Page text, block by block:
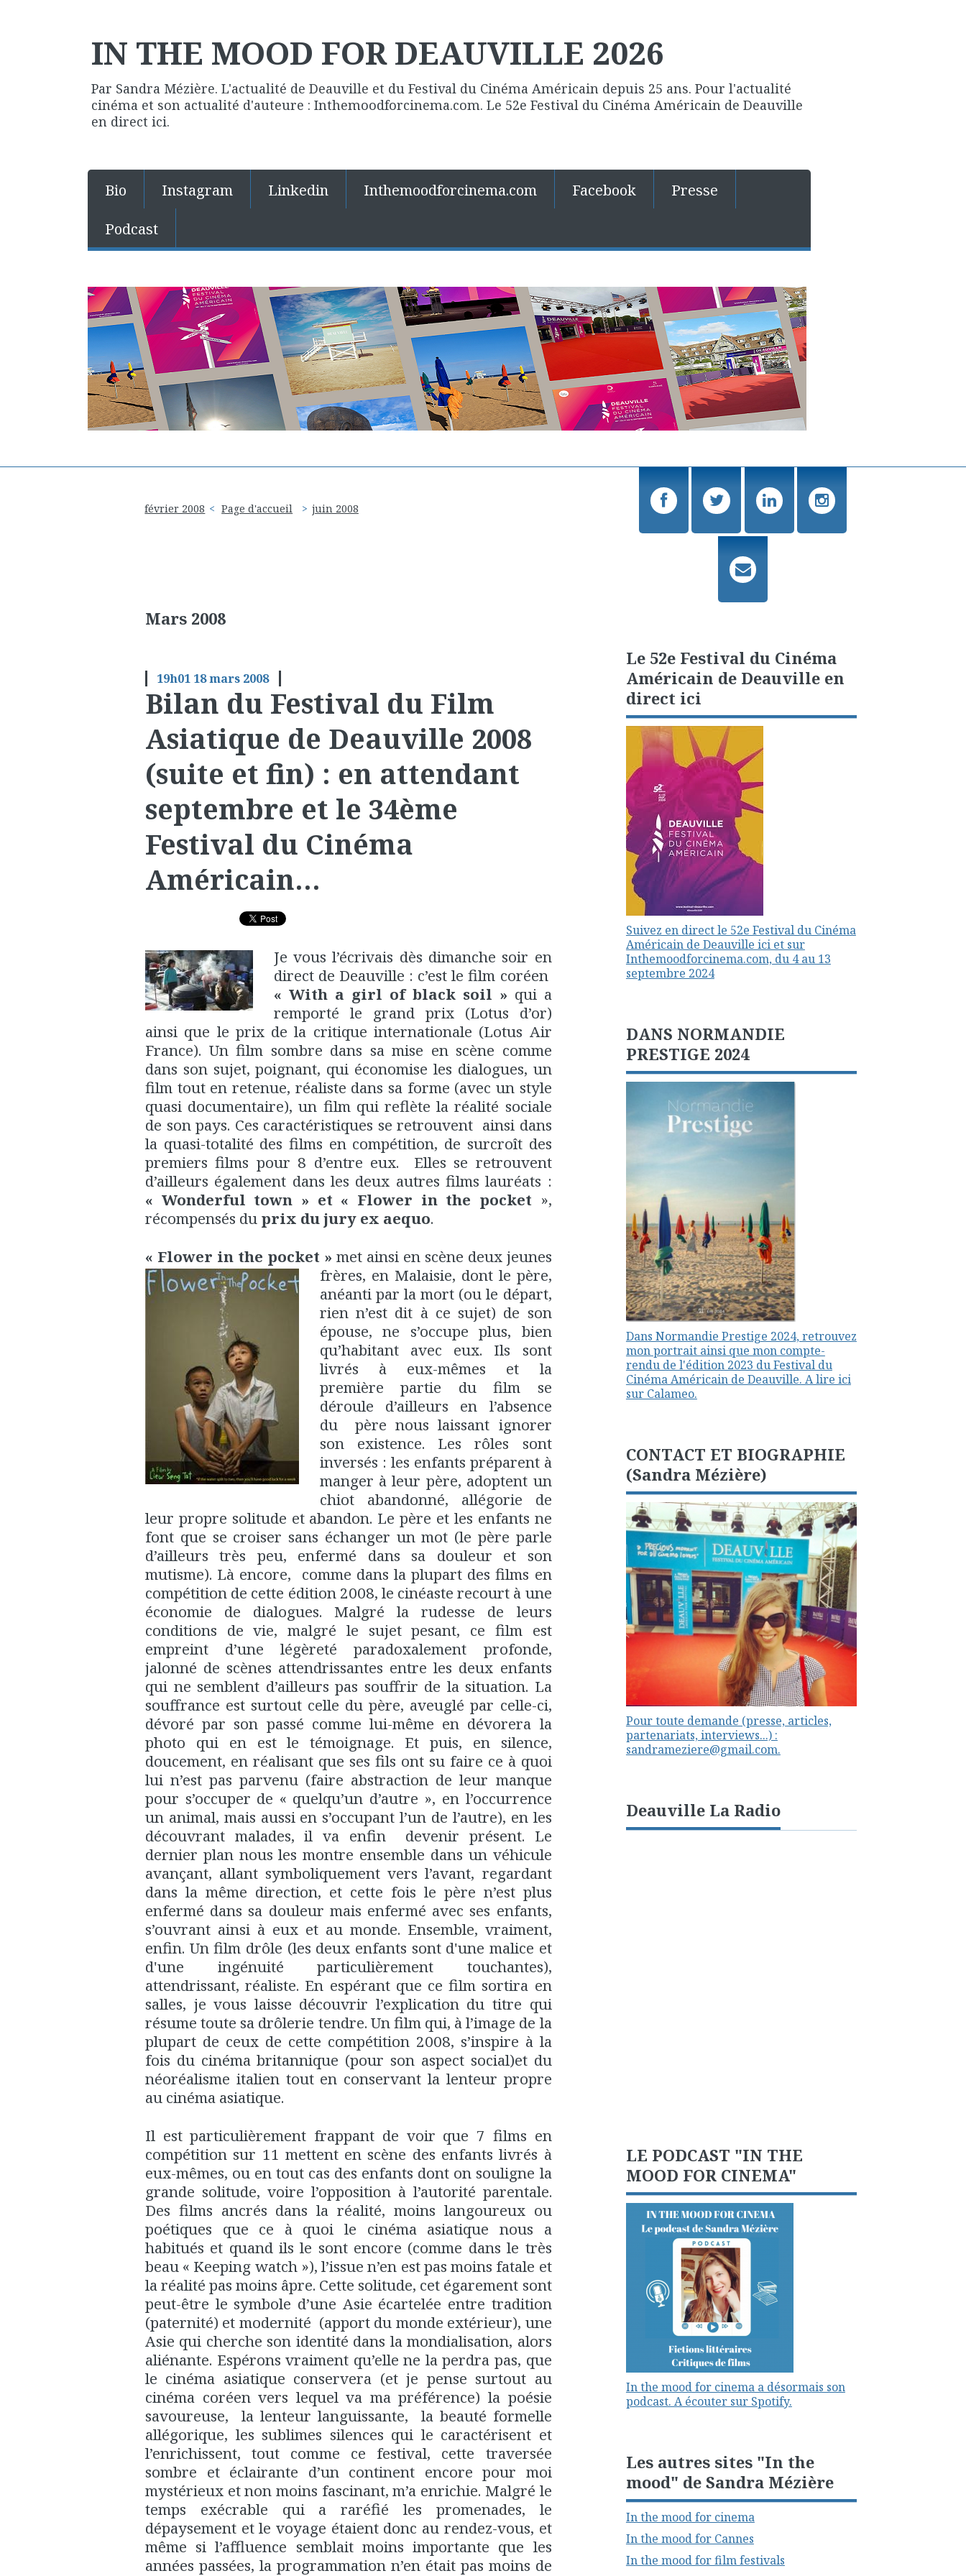
IN THE MOOD FOR DEAUVILLE 2026
Par Sandra Mézière. L'actualité de Deauville et du Festival du Cinéma Américain depuis 25 ans. Pour l'actualité
cinéma et son actualité d'auteure : Inthemoodforcinema.com. Le 52e Festival du Cinéma Américain de Deauville
en direct ici.
Bio Instagram Linkedin Inthemoodforcinema.com Facebook
Presse
Podcast
février 2008 Page d'accueil juin 2008
Mars 2008
19h01 18mars 2008
Bilan du Festival du Film
Asiatique de Deauville 2008
(suite et fin) : en attendant
septembre et le 34ème
Festival du Cinéma
Américain…
Je vous l’écrivais dès dimanche soir en
direct de Deauville : c’est le film coréen
« With a girl of black soil » qui a
remporté le grand prix (Lotus d’or)
ainsi que le prix de la critique internationale (Lotus Air
France). Un film sombre dans sa mise en scène comme
dans son sujet, poignant, qui économise les dialogues, un
film tout en retenue, réaliste dans sa forme (avec un style
quasi documentaire), un film qui reflète la réalité sociale
de son pays. Ces caractéristiques se retrouvent ainsi dans
la quasi-totalité des films en compétition, de surcroît des
premiers films pour 8 d’entre eux. Elles se retrouvent
d’ailleurs également dans les deux autres films lauréats :
« Wonderful town » et « Flower in the pocket»,
récompensés du prix du jury ex aequo.
« Flower in the pocket » met ainsi en scène deux jeunes
frères, en Malaisie, dont le père,
anéanti par la mort (ou le départ,
rien n’est dit à ce sujet) de son
épouse, ne s’occupe plus, bien
qu’habitant avec eux. Ils sont
livrés à eux-mêmes et la
première partie du film se
déroule d’ailleurs en l’absence
du père nous laissant ignorer
son existence. Les rôles sont
inversés : les enfants préparent à
manger à leur père, adoptent un
chiot abandonné, allégorie de
leur propre solitude et abandon. Le père et les enfants ne
font que se croiser sans échanger un mot (le père parle
d’ailleurs très peu, enfermé dans sa douleur et son
mutisme). Là encore, comme dans la plupart des films en
compétition de cette édition 2008, le cinéaste recourt à une
économie de dialogues. Malgré la rudesse de leurs
conditions de vie, malgré le sujet pesant, ce film est
empreint d’une légèreté paradoxalement profonde,
jalonné de scènes attendrissantes entre les deux enfants
qui ne semblent d’ailleurs pas souffrir de la situation. La
souffrance est surtout celle du père, aveuglé par celle-ci,
dévoré par son passé comme lui-même en dévorera la
photo qui en est le témoignage. Et puis, en silence,
doucement, en réalisant que ses fils ont su faire ce à quoi
lui n’est pas parvenu (faire abstraction de leur manque
pour s’occuper de « quelqu’un d’autre », en l’occurrence
un animal, mais aussi en s’occupant l’un de l’autre), en les
découvrant malades, il va enfin devenir présent. Le
dernier plan nous les montre ensemble dans un véhicule
avançant, allant symboliquement vers l’avant, regardant
dans la même direction, et cette fois le père n’est plus
enfermé dans sa douleur mais enfermé avec ses enfants,
s’ouvrant ainsi à eux et au monde. Ensemble, vraiment,
enfin. Un film drôle (les deux enfants sont d'une malice et
d'une ingénuité particulièrement touchantes),
attendrissant, réaliste. En espérant que ce film sortira en
salles, je vous laisse découvrir l’explication du titre qui
résume toute sa drôlerie tendre. Un film qui, à l’image de la
plupart de ceux de cette compétition 2008, s’inspire à la
fois du cinéma britannique (pour son aspect social)et du
néoréalisme italien tout en conservant la lenteur propre
au cinéma asiatique.
Il est particulièrement frappant de voir que 7 films en
compétition sur 11 mettent en scène des enfants livrés à
eux-mêmes, ou en tout cas des enfants dont on souligne la
grande solitude, voire l’opposition à l’autorité parentale.
Des films ancrés dans la réalité, moins langoureux ou
poétiques que ce à quoi le cinéma asiatique nous a
habitués et quand ils le sont encore (comme dans le très
beau « Keeping watch »), l’issue n’en est pas moins fatale et
la réalité pas moins âpre. Cette solitude, cet égarement sont
peut-être le symbole d’une Asie écartelée entre tradition
(paternité) et modernité (apport du monde extérieur), une
Asie qui cherche son identité dans la mondialisation, alors
aliénante. Espérons vraiment qu’elle ne la perdra pas, que
le cinéma asiatique conservera (et je pense surtout au
cinéma coréen vers lequel va ma préférence) la poésie
savoureuse, la lenteur languissante, la beauté formelle
allégorique, les sublimes silences qui le caractérisent et
l’enrichissent, tout comme ce festival, cette traversée
sombre et éclairante d’un continent encore pour moi
mystérieux et non moins fascinant, m’a enrichie. Malgré le
temps exécrable qui a raréfié les promenades, le
dépaysement et le voyage étaient donc au rendez-vous, et
même si l’affluence semblait moins importante que les
années passées, la programmation n’en était pas moins de
Le 52e Festival du Cinéma
Américain de Deauville en
direct ici
Suivez en direct le 52e Festival du Cinéma
Américain de Deauville ici et sur
Inthemoodforcinema.com, du 4 au 13
septembre 2024
DANS NORMANDIE
PRESTIGE 2024
Dans Normandie Prestige 2024, retrouvez
mon portrait ainsi que mon compte-
rendu de l'édition 2023 du Festival du
Cinéma Américain de Deauville. A lire ici
sur Calameo.
CONTACT ET BIOGRAPHIE
(Sandra Mézière)
Pour toute demande (presse, articles,
partenariats, interviews...) :
sandrameziere@gmail.com.
Deauville La Radio
LE PODCAST "IN THE
MOOD FOR CINEMA"
In the mood for cinema a désormais son
podcast. A écouter sur Spotify.
Les autres sites "In the
mood" de Sandra Mézière
In the mood for cinema
In the mood for Cannes
In the mood for film festivals